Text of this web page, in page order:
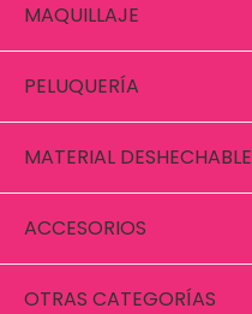
MAQUILLAJE
PELUQUERÍA
MATERIAL DESHECHABLE
ACCESORIOS
OTRAS CATEGORÍAS